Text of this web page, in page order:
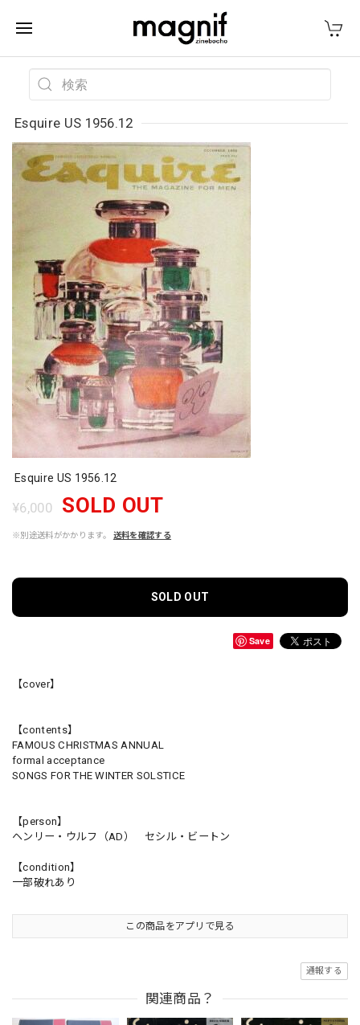
Esquire US 1956.12
Esquire US 1956.12
¥6,000 SOLD OUT
※別途送料がかかります。 送料を確認する
SOLD OUT
Save
【cover】
【contents】
FAMOUS CHRISTMAS ANNUAL
formal acceptance
SONGS FOR THE WINTER SOLSTICE
【person】
ヘンリー・ウルフ（AD） セシル・ビートン
【condition】
一部破れあり
この商品をアプリで見る
通報する
関連商品？